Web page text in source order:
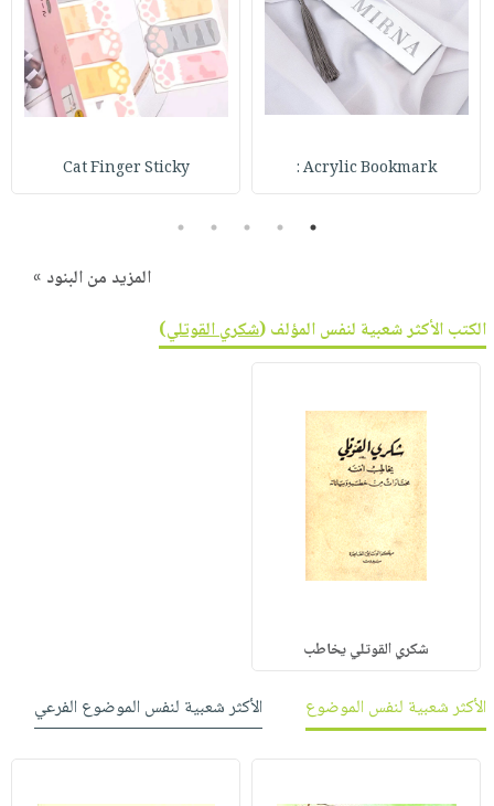
Acrylic Bookmark :
Cat Finger Sticky
1
2
3
4
5
المزيد من البنود »
الكتب الأكثر شعبية لنفس المؤلف (شكري القوتلي)
شكري القوتلي يخاطب
الأكثر شعبية لنفس الموضوع الأكثر شعبية لنفس الموضوع الفرعي